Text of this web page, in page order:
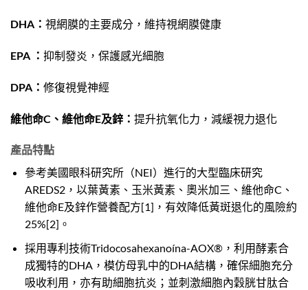
DHA： 視網膜的主要成分，維持視網膜健康
EPA ： 抑制發炎，保護感光細胞
DPA： 修復視覺神經
維他命C、維他命E及鋅： 提升抗氧化力，減緩視力退化
產品特點
參考美國眼科研究所（NEI）進行的大型臨床研究
AREDS2，以葉黃素、玉米黃素、奧米加三、維他命C、
維他命E及鋅作營養配方[1] ，有效降低黃斑退化的風險約
25%[2] 。
採用專利技術Tridocosahexanoína-AOX®，利用酵素合
成獨特的DHA，模仿母乳中的DHA結構，確保細胞充分
吸收利用，亦有助細胞抗炎；並刺激細胞內穀胱甘肽合